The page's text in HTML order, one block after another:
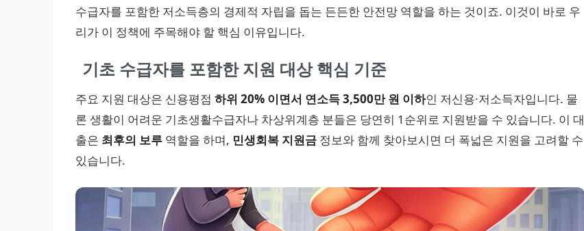
수급자를 포함한 저소득층의 경제적 자립을 돕는 든든한 안전망 역할을 하는 것이죠. 이것이 바로 우
리가 이 정책에 주목해야 할 핵심 이유입니다.
기초 수급자를 포함한 지원 대상 핵심 기준
주요 지원 대상은 신용평점하위 20% 이면서 연소득 3,500만 원 이하인 저신용·저소득자입니다. 물
론 생활이 어려운 기초생활수급자나 차상위계층 분들은 당연히 1순위로 지원받을 수 있습니다. 이 대
출은 최후의 보루 역할을 하며, 민생회복 지원금 정보와 함께 찾아보시면 더 폭넓은 지원을 고려할 수
있습니다.